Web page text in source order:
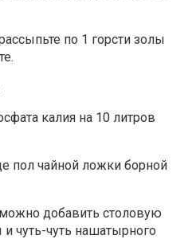
по 1 горсти золы
калия на 10 литров
пол чайной ложки борной
добавить столовую
чуть-чуть нашатырного